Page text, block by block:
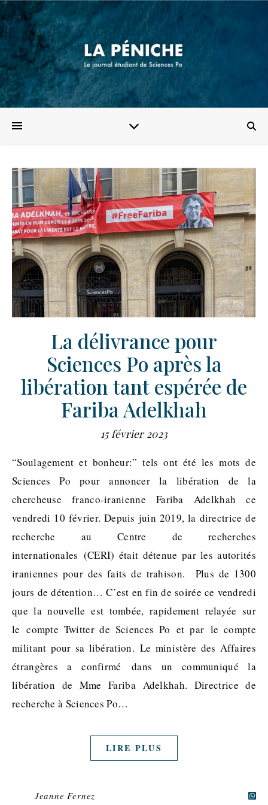
La délivrance pour
Sciences Po après la
libération tant espérée de
Fariba Adelkhah
15 février 2023
“Soulagement et bonheur:” tels ont été les mots de
Sciences Po pour annoncer la libération de la
chercheuse franco-iranienne Fariba Adelkhah ce
vendredi 10 février. Depuis juin 2019, la directrice de
recherche au Centre de recherches
internationales (CERI) était détenue par les autorités
iraniennes pour des faits de trahison. Plus de 1300
jours de détention… C’est en fin de soirée ce vendredi
que la nouvelle est tombée, rapidement relayée sur
le compte Twitter de Sciences Po et par le compte
militant pour sa libération. Le ministère des Affaires
étrangères a confirmé dans un communiqué la
libération de Mme Fariba Adelkhah. Directrice de
recherche à Sciences Po…
LIRE PLUS
Jeanne Fernez